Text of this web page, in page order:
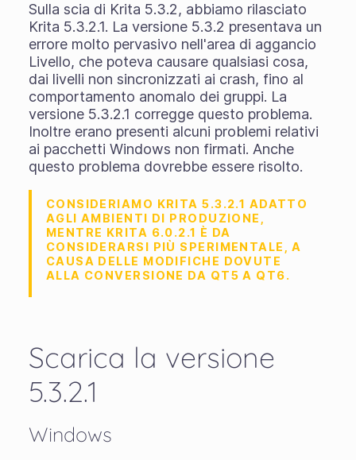
Sulla scia di Krita 5.3.2, abbiamo rilasciato
Krita 5.3.2.1. La versione 5.3.2 presentava un
errore molto pervasivo nell'area di aggancio
Livello, che poteva causare qualsiasi cosa,
dai livelli non sincronizzati ai crash, fino al
comportamento anomalo dei gruppi. La
versione 5.3.2.1 corregge questo problema.
Inoltre erano presenti alcuni problemi relativi
ai pacchetti Windows non firmati. Anche
questo problema dovrebbe essere risolto.
CONSIDERIAMO KRITA 5.3.2.1 ADATTO
AGLI AMBIENTI DI PRODUZIONE,
MENTRE KRITA 6.0.2.1 È DA
CONSIDERARSI PIÙ SPERIMENTALE, A
CAUSA DELLE MODIFICHE DOVUTE
ALLA CONVERSIONE DA QT5 A QT6.
Scarica la versione
5.3.2.1
Windows